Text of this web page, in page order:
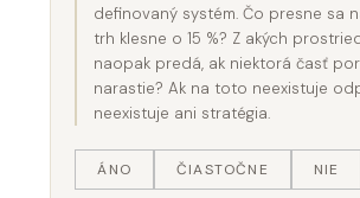
definovaný systém. Čo presne sa
trh klesne o 15 %? Z akých
naopak predá, ak niektorá časť
narastie? Ak na toto neexistuje
neexistuje ani stratégia.
ÁNO ČIASTOČNE NIE